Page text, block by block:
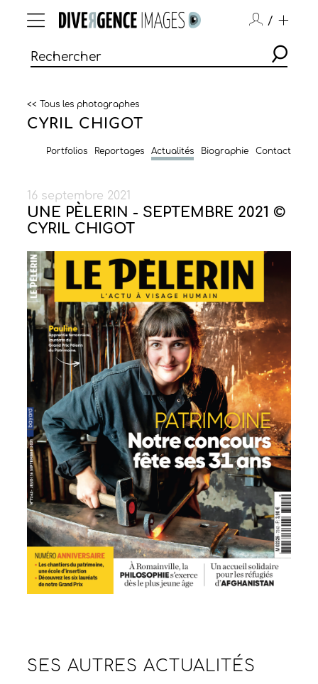
/
<< Tous les photographes
CYRIL CHIGOT
Portfolios Reportages Actualités Biographie Contact
16 septembre 2021
UNE PÈLERIN - SEPTEMBRE 2021 ©
CYRIL CHIGOT
SES AUTRESACTUALITÉS